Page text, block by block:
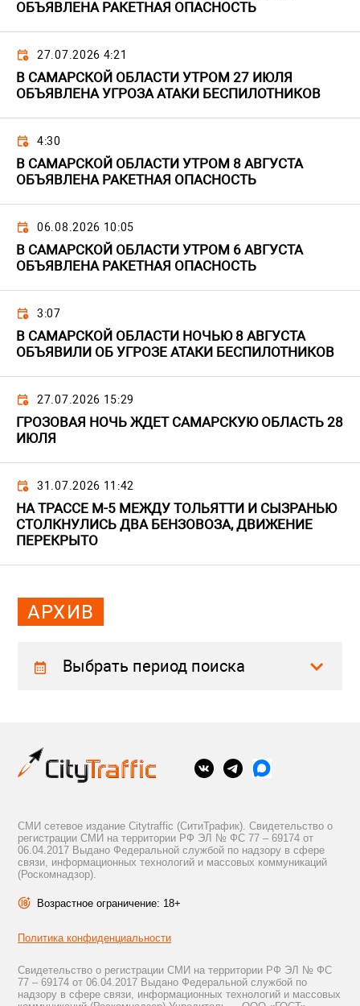
ОБЪЯВЛЕНА РАКЕТНАЯ ОПАСНОСТЬ
27.07.2026 4:21
В САМАРСКОЙ ОБЛАСТИ УТРОМ 27 ИЮЛЯ
ОБЪЯВЛЕНА УГРОЗА АТАКИ БЕСПИЛОТНИКОВ
4:30
В САМАРСКОЙ ОБЛАСТИ УТРОМ 8 АВГУСТА
ОБЪЯВЛЕНА РАКЕТНАЯ ОПАСНОСТЬ
06.08.2026 10:05
В САМАРСКОЙ ОБЛАСТИ УТРОМ 6 АВГУСТА
ОБЪЯВЛЕНА РАКЕТНАЯ ОПАСНОСТЬ
3:07
В САМАРСКОЙ ОБЛАСТИ НОЧЬЮ 8 АВГУСТА
ОБЪЯВИЛИ ОБ УГРОЗЕ АТАКИ БЕСПИЛОТНИКОВ
27.07.2026 15:29
ГРОЗОВАЯ НОЧЬ ЖДЕТ САМАРСКУЮ ОБЛАСТЬ 28
ИЮЛЯ
31.07.2026 11:42
НА ТРАССЕ М-5 МЕЖДУ ТОЛЬЯТТИ И СЫЗРАНЬЮ
СТОЛКНУЛИСЬ ДВА БЕНЗОВОЗА, ДВИЖЕНИЕ
ПЕРЕКРЫТО
АРХИВ
Выбрать период поиска
СМИ сетевое издание Citytraffic (СитиТрафик). Свидетельство о
регистрации СМИ на территории РФ ЭЛ № ФС 77 – 69174 от
06.04.2017 Выдано Федеральной службой по надзору в сфере
связи, информационных технологий и массовых коммуникаций
(Роскомнадзор).
Возрастное ограничение: 18+
Политика конфиденциальности
Свидетельство о регистрации СМИ на территории РФ ЭЛ № ФС
77 – 69174 от 06.04.2017 Выдано Федеральной службой по
надзору в сфере связи, информационных технологий и массовых